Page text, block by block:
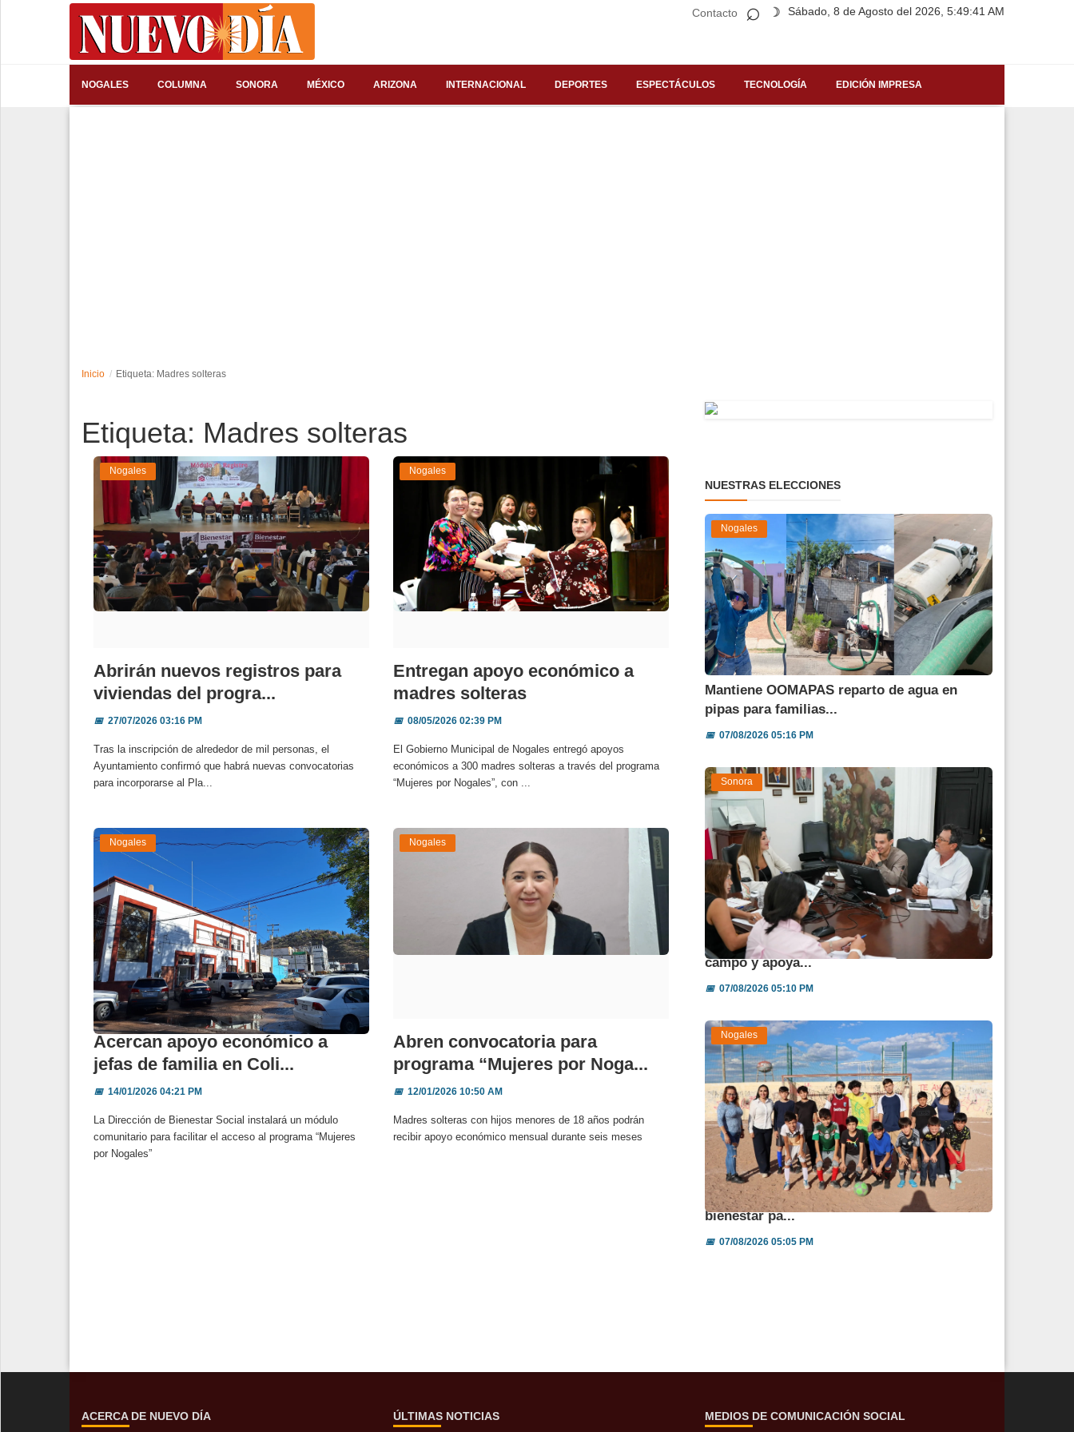
Contacto Sábado, 8 de Agosto del 2026, 5:49:41 AM
⌕ ☽
NOGALES COLUMNA SONORA MÉXICO ARIZONA INTERNACIONAL DEPORTES ESPECTÁCULOS TECNOLOGÍA EDICIÓN IMPRESA
Inicio Etiqueta: Madres solteras
Etiqueta: Madres solteras
Nogales
Abrirán nuevos registros para
viviendas del progra...
📅27/07/2026 03:16 PM
Tras la inscripción de alrededor de mil personas, el
Ayuntamiento confirmó que habrá nuevas convocatorias
para incorporarse al Pla...
Nogales
Entregan apoyo económico a
madres solteras
📅08/05/2026 02:39 PM
El Gobierno Municipal de Nogales entregó apoyos
económicos a 300 madres solteras a través del programa
“Mujeres por Nogales”, con ...
Nogales
Acercan apoyo económico a
jefas de familia en Coli...
📅14/01/2026 04:21 PM
La Dirección de Bienestar Social instalará un módulo
comunitario para facilitar el acceso al programa “Mujeres
por Nogales”
Nogales
Abren convocatoria para
programa “Mujeres por Noga...
📅12/01/2026 10:50 AM
Madres solteras con hijos menores de 18 años podrán
recibir apoyo económico mensual durante seis meses
NUESTRAS ELECCIONES
Nogales
Mantiene OOMAPAS reparto de agua en
pipas para familias...
📅07/08/2026 05:16 PM
Sonora
Destina Sonora 850 mdp para fortalecer al
campo y apoya...
📅07/08/2026 05:10 PM
Nogales
Angélica Burgos impulsa jornada de salud y
bienestar pa...
📅07/08/2026 05:05 PM
ACERCA DE NUEVO DÍA ÚLTIMAS NOTICIAS MEDIOS DE COMUNICACIÓN SOCIAL